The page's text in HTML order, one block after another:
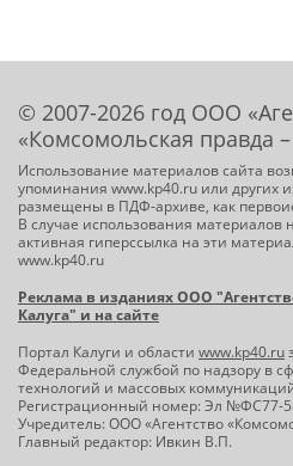
© 2007-2026 год ООО
«Комсомольская правда –
Использование материалов сайта
упоминания www.kp40.ru или других
размещены в ПДФ-архиве, как
В случае использования материалов
активная гиперссылка на эти
www.kp40.ru
Реклама в изданиях ООО
Калуга" и на сайте
Портал Калуги и области www.kp40.ru
Федеральной службой по надзору в
технологий и массовых коммуникаций
Регистрационный номер: Эл №ФС77-
Учредитель: ООО «Агентство
Главный редактор: Ивкин В.П.